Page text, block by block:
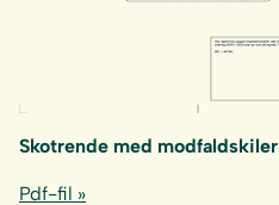
Skotrende med modfaldskiler
Pdf-fil »